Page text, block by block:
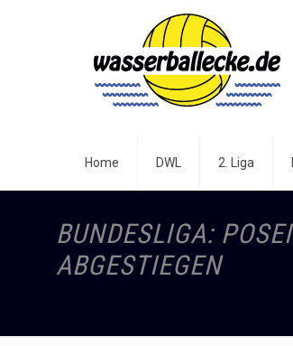
Home DWL 2. Liga
BUNDESLIGA:
ABGESTIEGEN